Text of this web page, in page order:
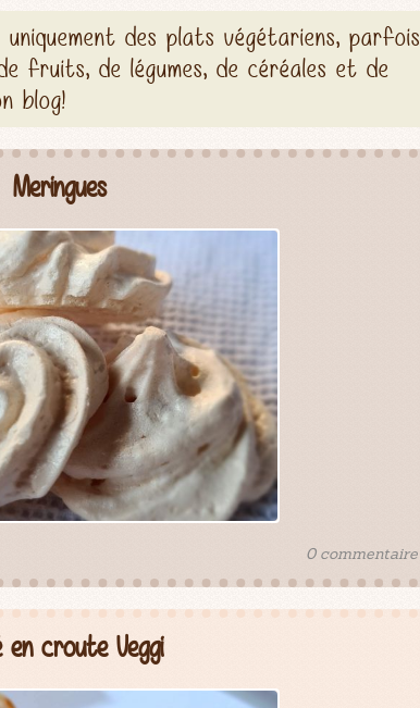
des plats végétariens, parfois
fruits, de légumes, de céréales et de
blog!
Meringues
0 commentaire
en croute Veggi